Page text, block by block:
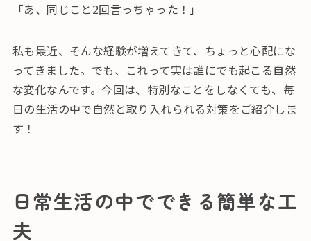
「あ、同じこと2回言っちゃった！」
私も最近、そんな経験が増えてきて、ちょっと心配にな
ってきました。でも、これって実は誰にでも起こる自然
な変化なんです。今回は、特別なことをしなくても、毎
日の生活の中で自然と取り入れられる対策をご紹介しま
す！
日常生活の中でできる簡単な工
夫